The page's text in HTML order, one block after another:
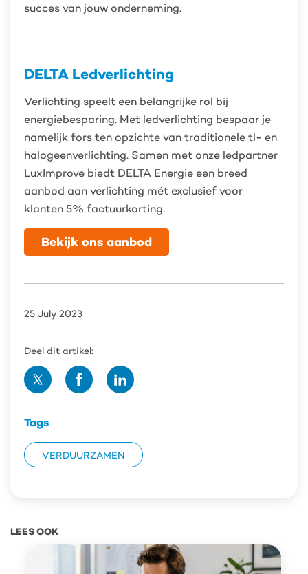
succes van jouw onderneming.
DELTA Ledverlichting
Verlichting speelt een belangrijke rol bij
energiebesparing. Met ledverlichting bespaar je
namelijk fors ten opzichte van traditionele tl- en
halogeenverlichting. Samen met onze ledpartner
LuxImprove biedt DELTA Energie een breed
aanbod aan verlichting mét exclusief voor
klanten 5% factuurkorting.
Bekijk ons aanbod
25 July 2023
Deel dit artikel:
Deel
op
Deel
op
Deel
op
Tags
VERDUURZAMEN
LEES OOK